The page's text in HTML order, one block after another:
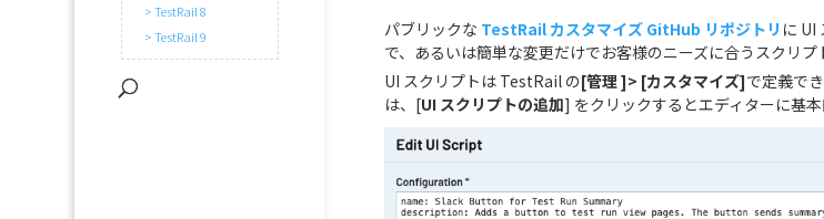
> TestRail 8
> TestRail 9
パブリックな TestRail カスタマイズ GitHub リポジトリ に UI
で、あるいは簡単な変更だけでお客様のニーズに合うスクリプ
UI スクリプトは TestRail の[管理 ]> [カスタマイズ]で定義で
は、[UI スクリプトの追加] をクリックするとエディターに基本